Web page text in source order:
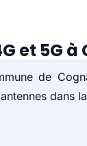
et 5G
de
dans